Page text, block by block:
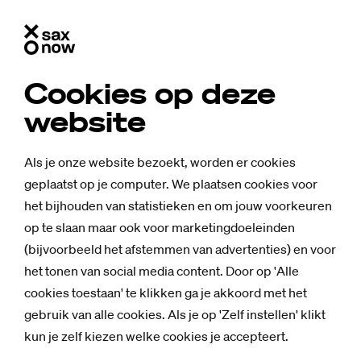
Cookies op deze
website
Als je onze website bezoekt, worden er cookies
geplaatst op je computer. We plaatsen cookies voor
het bijhouden van statistieken en om jouw voorkeuren
op te slaan maar ook voor marketingdoeleinden
(bijvoorbeeld het afstemmen van advertenties) en voor
het tonen van social media content. Door op 'Alle
cookies toestaan' te klikken ga je akkoord met het
gebruik van alle cookies. Als je op 'Zelf instellen' klikt
kun je zelf kiezen welke cookies je accepteert.
Nieuws
Ze durf­den zich­